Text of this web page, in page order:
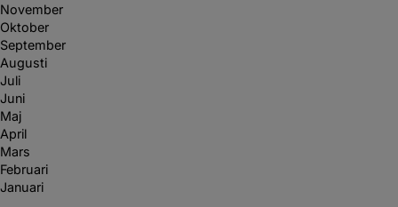
November
Oktober
September
Augusti
Juli
Juni
Maj
April
Mars
Februari
Januari